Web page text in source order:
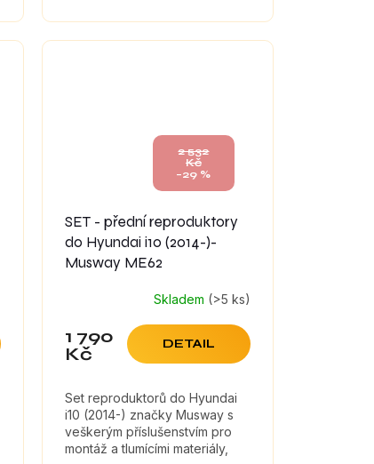
maximálně zefektivní zvuk
reproduktorů.
2 532
Kč
–29 %
SET - přední reproduktory
do Hyundai i10 (2014-)-
Musway ME62
produktu
je
5
hvězdiček.
Skladem (>5 ks)
1 790
Kč
DETAIL
Set reproduktorů do Hyundai
i10 (2014-) značky Musway s
veškerým příslušenstvím pro
montáž a tlumícími materiály,